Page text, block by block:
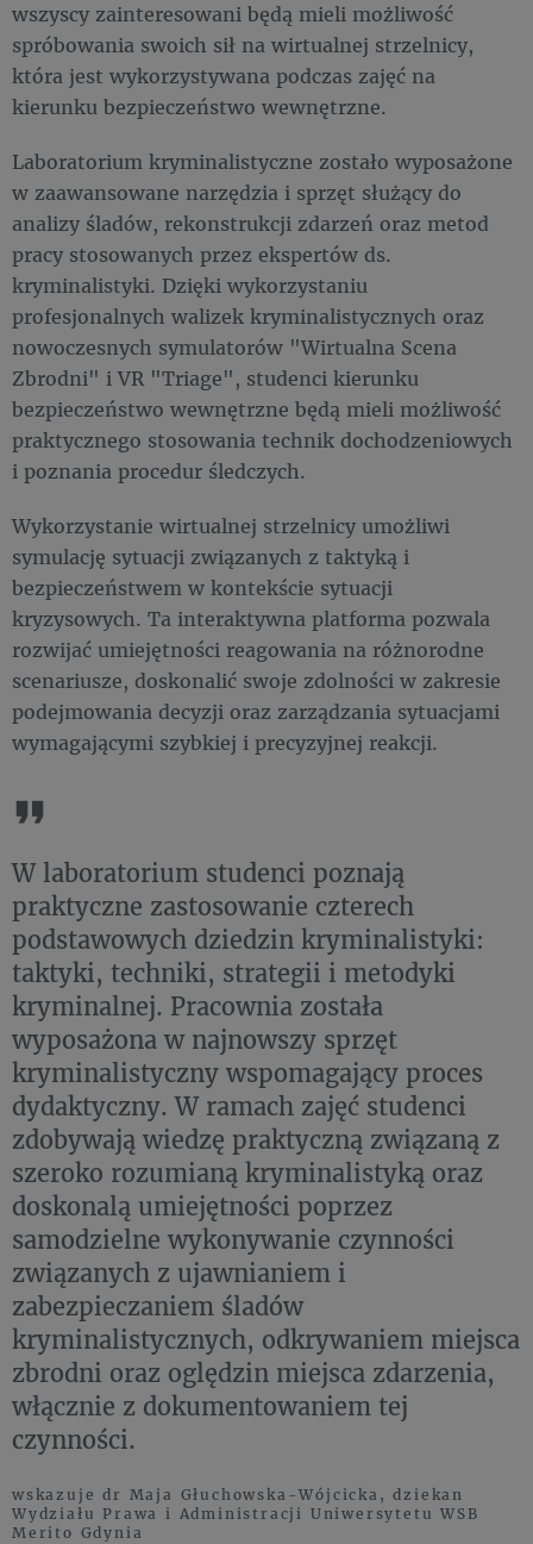
wszyscy zainteresowani będą mieli możliwość
spróbowania swoich sił na wirtualnej strzelnicy,
która jest wykorzystywana podczas zajęć na
kierunku bezpieczeństwo wewnętrzne.
Laboratorium kryminalistyczne zostało wyposażone
w zaawansowane narzędzia i sprzęt służący do
analizy śladów, rekonstrukcji zdarzeń oraz metod
pracy stosowanych przez ekspertów ds.
kryminalistyki. Dzięki wykorzystaniu
profesjonalnych walizek kryminalistycznych oraz
nowoczesnych symulatorów "Wirtualna Scena
Zbrodni" i VR "Triage", studenci kierunku
bezpieczeństwo wewnętrzne będą mieli możliwość
praktycznego stosowania technik dochodzeniowych
i poznania procedur śledczych.
Wykorzystanie wirtualnej strzelnicy umożliwi
symulację sytuacji związanych z taktyką i
bezpieczeństwem w kontekście sytuacji
kryzysowych. Ta interaktywna platforma pozwala
rozwijać umiejętności reagowania na różnorodne
scenariusze, doskonalić swoje zdolności w zakresie
podejmowania decyzji oraz zarządzania sytuacjami
wymagającymi szybkiej i precyzyjnej reakcji.
W laboratorium studenci poznają
praktyczne zastosowanie czterech
podstawowych dziedzin kryminalistyki:
taktyki, techniki, strategii i metodyki
kryminalnej. Pracownia została
wyposażona w najnowszy sprzęt
kryminalistyczny wspomagający proces
dydaktyczny. W ramach zajęć studenci
zdobywają wiedzę praktyczną związaną z
szeroko rozumianą kryminalistyką oraz
doskonalą umiejętności poprzez
samodzielne wykonywanie czynności
związanych z ujawnianiem i
zabezpieczaniem śladów
kryminalistycznych, odkrywaniem miejsca
zbrodni oraz oględzin miejsca zdarzenia,
włącznie z dokumentowaniem tej
czynności.
wskazuje dr Maja Głuchowska-Wójcicka, dziekan
Wydziału Prawa i Administracji Uniwersytetu WSB
Merito Gdynia